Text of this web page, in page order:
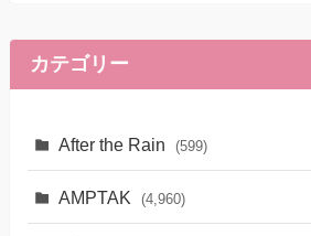
カテゴリー
After the Rain (599)
AMPTAK (4,960)